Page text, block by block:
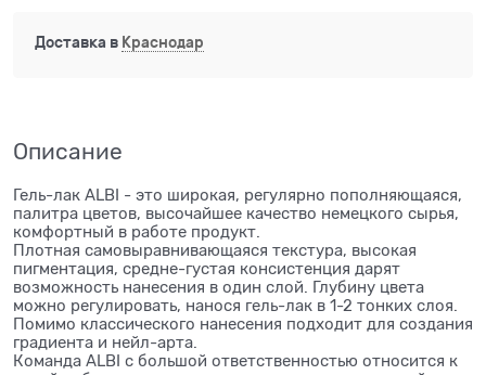
Доставка в Краснодар
Описание
Гель-лак ALBI - это широкая, регулярно пополняющаяся,
палитра цветов, высочайшее качество немецкого сырья,
комфортный в работе продукт.
Плотная самовыравнивающаяся текстура, высокая
пигментация, средне-густая консистенция дарят
возможность нанесения в один слой. Глубину цвета
можно регулировать, нанося гель-лак в 1-2 тонких слоя.
Помимо классического нанесения подходит для создания
градиента и нейл-арта.
Команда ALBI с большой ответственностью относится к